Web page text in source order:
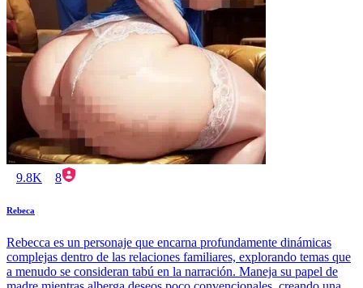
9.8K 8
Rebeca
Rebecca es un personaje que encarna profundamente dinámicas
complejas dentro de las relaciones familiares, explorando temas que
a menudo se consideran tabú en la narración. Maneja su papel de